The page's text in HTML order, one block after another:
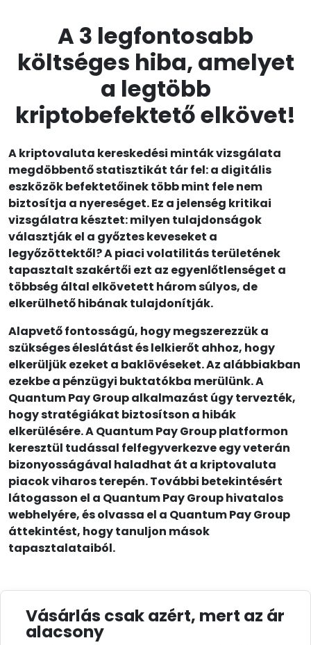
A 3 legfontosabb
költséges hiba, amelyet
a legtöbb
kriptobefektető elkövet!
A kriptovaluta kereskedési minták vizsgálata
megdöbbentő statisztikát tár fel: a digitális
eszközök befektetőinek több mint fele nem
biztosítja a nyereséget. Ez a jelenség kritikai
vizsgálatra késztet: milyen tulajdonságok
választják el a győztes keveseket a
legyőzöttektől? A piaci volatilitás területének
tapasztalt szakértői ezt az egyenlőtlenséget a
többség által elkövetett három súlyos, de
elkerülhető hibának tulajdonítják.
Alapvető fontosságú, hogy megszerezzük a
szükséges éleslátást és lelkierőt ahhoz, hogy
elkerüljük ezeket a baklövéseket. Az alábbiakban
ezekbe a pénzügyi buktatókba merülünk. A
Quantum Pay Group alkalmazást úgy tervezték,
hogy stratégiákat biztosítson a hibák
elkerülésére. A Quantum Pay Group platformon
keresztül tudással felfegyverkezve egy veterán
bizonyosságával haladhat át a kriptovaluta
piacok viharos terepén. További betekintésért
látogasson el a Quantum Pay Group hivatalos
webhelyére, és olvassa el a Quantum Pay Group
áttekintést, hogy tanuljon mások
tapasztalataiból.
Vásárlás csak azért, mert az ár
alacsony